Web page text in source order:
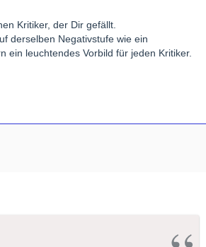
Kritiker, der Dir gefällt.
derselben Negativstufe wie ein
ein leuchtendes Vorbild für jeden Kritiker.